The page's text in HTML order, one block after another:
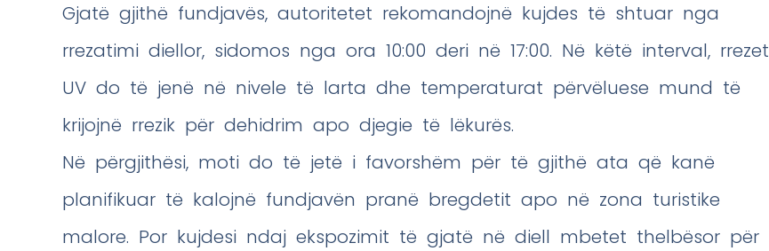
Gjatë gjithë fundjavës, autoritetet rekomandojnë kujdes të shtuar nga
rrezatimi diellor, sidomos nga ora 10:00 deri në 17:00. Në këtë interval, rrezet
UV do të jenë në nivele të larta dhe temperaturat përvëluese mund të
krijojnë rrezik për dehidrim apo djegie të lëkurës.
Në përgjithësi, moti do të jetë i favorshëm për të gjithë ata që kanë
planifikuar të kalojnë fundjavën pranë bregdetit apo në zona turistike
malore. Por kujdesi ndaj ekspozimit të gjatë në diell mbetet thelbësor për